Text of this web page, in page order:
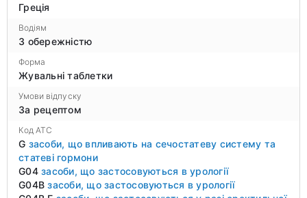
Греція
Водіям
З обережністю
Форма
Жувальні таблетки
Умови відпуску
За рецептом
Код ATC
G засоби, що впливають на сечостатеву систему та
статеві гормони
G04 засоби, що застосовуються в урології
G04Bзасоби, що застосовуються в урології